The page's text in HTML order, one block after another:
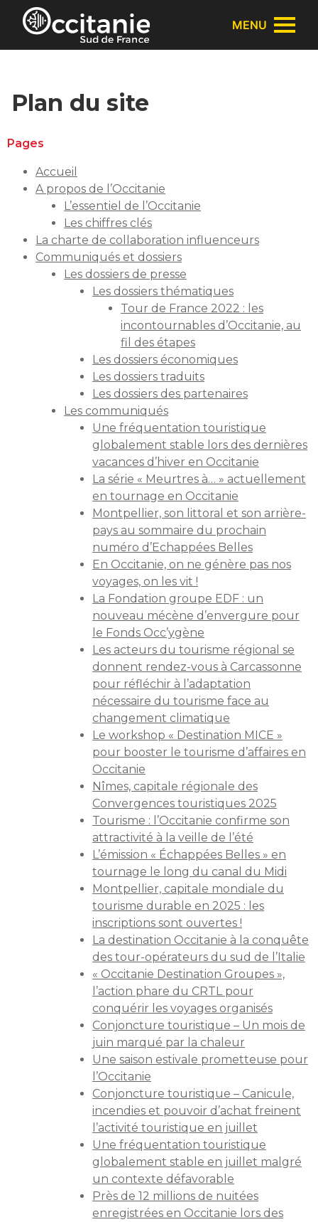
Panneau de gestion des cookies
MENU
Plan du site
Pages
Accueil
A propos de l’Occitanie
L’essentiel de l’Occitanie
Les chiffres clés
La charte de collaboration influenceurs
Communiqués et dossiers
Les dossiers de presse
Les dossiers thématiques
Tour de France 2022 : les
incontournables d’Occitanie, au
fil des étapes
Les dossiers économiques
Les dossiers traduits
Les dossiers des partenaires
Les communiqués
Une fréquentation touristique
globalement stable lors des dernières
vacances d’hiver en Occitanie
La série « Meurtres à… » actuellement
en tournage en Occitanie
Montpellier, son littoral et son arrière-
pays au sommaire du prochain
numéro d’Echappées Belles
En Occitanie, on ne génère pas nos
voyages, on les vit !
La Fondation groupe EDF : un
nouveau mécène d’envergure pour
le Fonds Occ’ygène
Les acteurs du tourisme régional se
donnent rendez-vous à Carcassonne
pour réfléchir à l’adaptation
nécessaire du tourisme face au
changement climatique
Le workshop « Destination MICE »
pour booster le tourisme d’affaires en
Occitanie
Nîmes, capitale régionale des
Convergences touristiques 2025
Tourisme : l’Occitanie confirme son
attractivité à la veille de l’été
L’émission « Échappées Belles » en
tournage le long du canal du Midi
Montpellier, capitale mondiale du
tourisme durable en 2025 : les
inscriptions sont ouvertes !
La destination Occitanie à la conquête
des tour-opérateurs du sud de l’Italie
« Occitanie Destination Groupes »,
l’action phare du CRTL pour
conquérir les voyages organisés
Conjoncture touristique – Un mois de
juin marqué par la chaleur
Une saison estivale prometteuse pour
l’Occitanie
Conjoncture touristique – Canicule,
incendies et pouvoir d’achat freinent
l’activité touristique en juillet
Une fréquentation touristique
globalement stable en juillet malgré
un contexte défavorable
Près de 12 millions de nuitées
enregistrées en Occitanie lors des